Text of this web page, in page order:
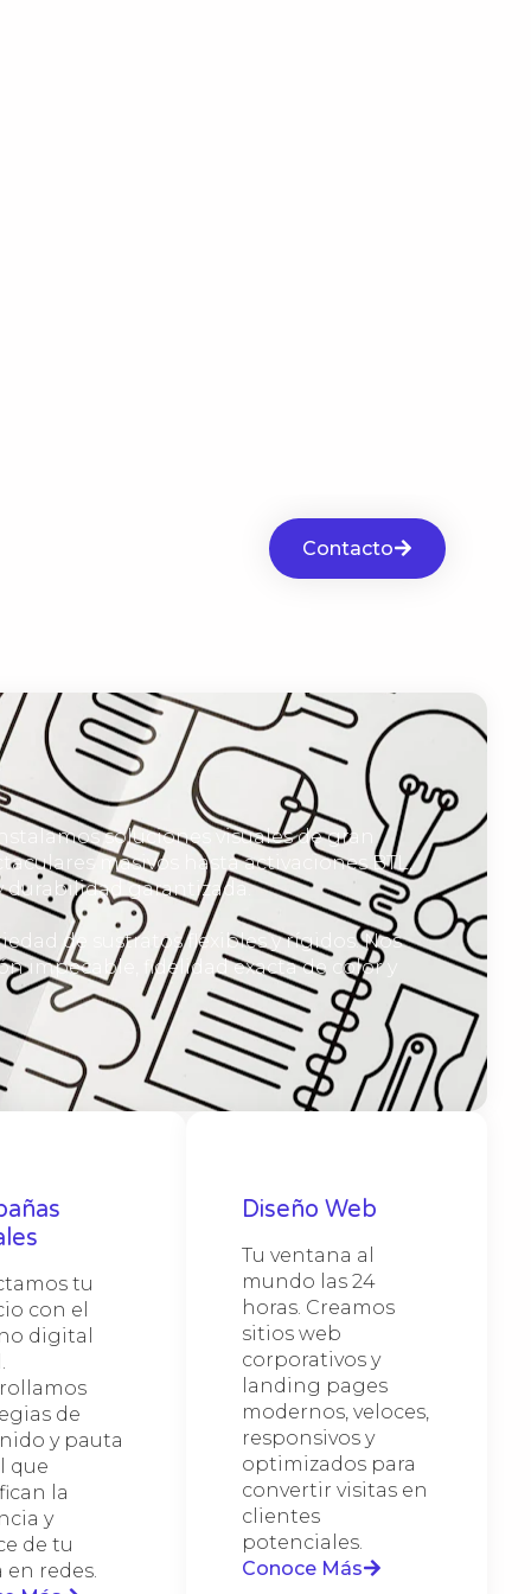
Contacto
soluciones visuales de gran
masivos hasta activaciones BTL,
garantizada.
de sustratos flexibles y rígidos. Nos
impecable, fidelidad exacta de color y
tu
con el
digital
de
y pauta
que
la
y
de tu
en redes.
Diseño Web
Tu ventana al
mundo las 24
horas. Creamos
sitios web
corporativos y
landing pages
modernos, veloces,
responsivos y
optimizados para
convertir visitas en
clientes
potenciales.
Conoce Más
y
tu
la
de
con
de
que
y
en